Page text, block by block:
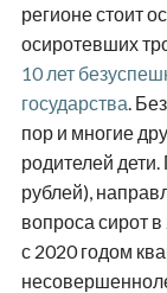
регионе стоит
осиротевших
10 лет
государства.
пор и многие
родителей
рублей),
вопроса сирот
с 2020 годом